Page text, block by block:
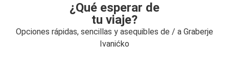
¿Qué esperar de
tu viaje?
Opciones rápidas, sencillas y asequibles de / a Graberje
Ivanićko